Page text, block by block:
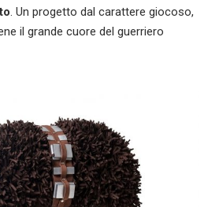
. Un progetto dal carattere giocoso,
il grande cuore del guerriero